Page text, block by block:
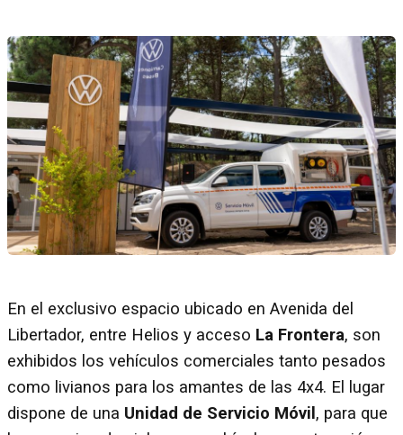
En el exclusivo espacio ubicado en Avenida del
Libertador, entre Helios y acceso La Frontera, son
exhibidos los vehículos comerciales tanto pesados
como livianos para los amantes de las 4x4. El lugar
dispone de una Unidad de Servicio Móvil, para que